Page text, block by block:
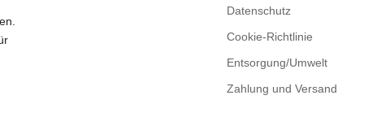
Datenschutz
Cookie-Richtlinie
Entsorgung/Umwelt
Zahlung und Versand